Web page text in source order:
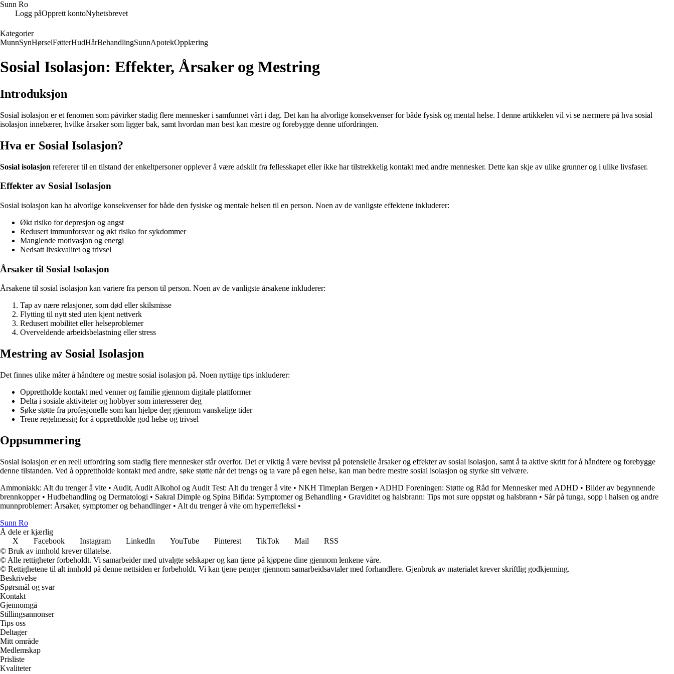
Sunn Ro
Logg påOpprett kontoNyhetsbrevet
Kategorier
MunnSynHørselFøtterHudHårBehandlingSunnApotekOpplæring
Sosial Isolasjon: Effekter, Årsaker og Mestring
Introduksjon
Sosial isolasjon er et fenomen som påvirker stadig flere mennesker i samfunnet vårt i dag. Det kan ha alvorlige konsekvenser for både fysisk og mental helse. I denne artikkelen vil vi se nærmere på hva sosial
isolasjon innebærer, hvilke årsaker som ligger bak, samt hvordan man best kan mestre og forebygge denne utfordringen.
Hva er Sosial Isolasjon?
Sosial isolasjon refererer til en tilstand der enkeltpersoner opplever å være adskilt fra fellesskapet eller ikke har tilstrekkelig kontakt med andre mennesker. Dette kan skje av ulike grunner og i ulike livsfaser.
Effekter av Sosial Isolasjon
Sosial isolasjon kan ha alvorlige konsekvenser for både den fysiske og mentale helsen til en person. Noen av de vanligste effektene inkluderer:
Økt risiko for depresjon og angst
Redusert immunforsvar og økt risiko for sykdommer
Manglende motivasjon og energi
Nedsatt livskvalitet og trivsel
Årsaker til Sosial Isolasjon
Årsakene til sosial isolasjon kan variere fra person til person. Noen av de vanligste årsakene inkluderer:
Tap av nære relasjoner, som død eller skilsmisse
Flytting til nytt sted uten kjent nettverk
Redusert mobilitet eller helseproblemer
Overveldende arbeidsbelastning eller stress
Mestring av Sosial Isolasjon
Det finnes ulike måter å håndtere og mestre sosial isolasjon på. Noen nyttige tips inkluderer:
Opprettholde kontakt med venner og familie gjennom digitale plattformer
Delta i sosiale aktiviteter og hobbyer som interesserer deg
Søke støtte fra profesjonelle som kan hjelpe deg gjennom vanskelige tider
Trene regelmessig for å opprettholde god helse og trivsel
Oppsummering
Sosial isolasjon er en reell utfordring som stadig flere mennesker står overfor. Det er viktig å være bevisst på potensielle årsaker og effekter av sosial isolasjon, samt å ta aktive skritt for å håndtere og forebygge
denne tilstanden. Ved å opprettholde kontakt med andre, søke støtte når det trengs og ta vare på egen helse, kan man bedre mestre sosial isolasjon og styrke sitt velvære.
Ammoniakk: Alt du trenger å vite • Audit, Audit Alkohol og Audit Test: Alt du trenger å vite • NKH Timeplan Bergen • ADHD Foreningen: Støtte og Råd for Mennesker med ADHD • Bilder av begynnende
brennkopper• Hudbehandling og Dermatologi • Sakral Dimple og Spina Bifida: Symptomer og Behandling • Graviditet og halsbrann: Tips mot sure oppstøt og halsbrann • Sår på tunga, sopp i halsen og andre
munnproblemer: Årsaker, symptomer og behandlinger• Alt du trenger å vite om hyperrefleksi •
Sunn Ro
Å dele er kjærlig
X
Facebook Instagram LinkedIn YouTube Pinterest TikTok Mail
RSS
© Bruk av innhold krever tillatelse.
© Alle rettigheter forbeholdt. Vi samarbeider med utvalgte selskaper og kan tjene på kjøpene dine gjennom lenkene våre.
© Rettighetene til alt innhold på denne nettsiden er forbeholdt. Vi kan tjene penger gjennom samarbeidsavtaler med forhandlere. Gjenbruk av materialet krever skriftlig godkjenning.
Beskrivelse
Spørsmål og svar
Kontakt
Gjennomgå
Stillingsannonser
Tips oss
Deltager
Mitt område
Medlemskap
Prisliste
Kvaliteter